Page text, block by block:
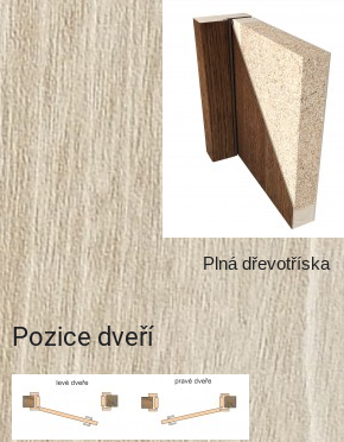
Plná dřevotříska
Pozice dveří